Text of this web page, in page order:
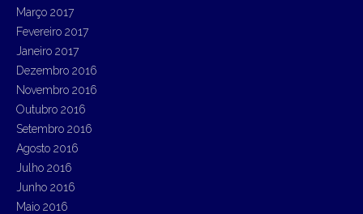
Março 2017
Fevereiro 2017
Janeiro 2017
Dezembro 2016
Novembro 2016
Outubro 2016
Setembro 2016
Agosto 2016
Julho 2016
Junho 2016
Maio 2016